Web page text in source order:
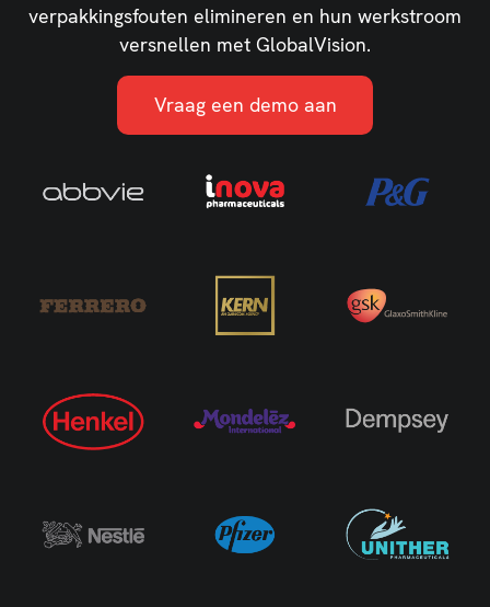
verpakkingsfouten elimineren en hun werkstroom
versnellen met GlobalVision.
Vraag een demo aan